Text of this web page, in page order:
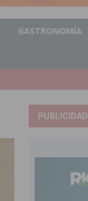
GASTRONOMÍA
PUBLICIDAD